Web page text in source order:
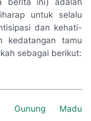
untuk selalu
dan kehati-
kedatangan tamu
sebagai berikut:
Gunung Madu